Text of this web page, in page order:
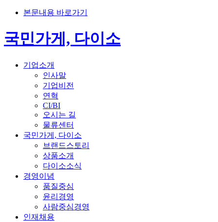
본문내용 바로가기
국민가게, 다이소
기업소개
인사말
기업비전
연혁
CI/BI
오시는 길
물류센터
국민가게, 다이소
브랜드스토리
상품소개
다이소소식
경영이념
품질중심
윤리경영
사람중심경영
인재채용